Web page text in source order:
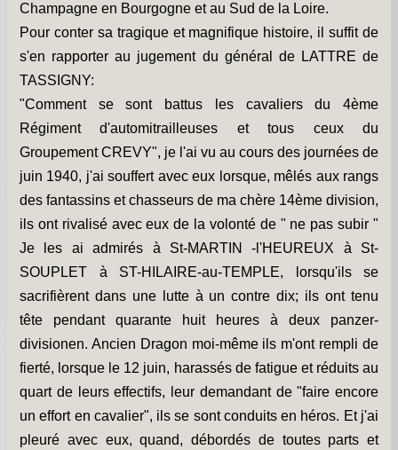
Champagne en Bourgogne et au Sud de la Loire.
Pour conter sa tragique et magnifique histoire, il suffit de
s'en rapporter au jugement du général de LATTRE de
TASSIGNY:
"Comment se sont battus les cavaliers du 4ème
Régiment d'automitrailleuses et tous ceux du
Groupement CREVY", je l'ai vu au cours des journées de
juin 1940, j'ai souffert avec eux lorsque, mêlés aux rangs
des fantassins et chasseurs de ma chère 14ème division,
ils ont rivalisé avec eux de la volonté de " ne pas subir "
Je les ai admirés à St-MARTIN -l'HEUREUX à St-
SOUPLET à ST-HILAIRE-au-TEMPLE, lorsqu'ils se
sacrifièrent dans une lutte à un contre dix; ils ont tenu
tête pendant quarante huit heures à deux panzer-
divisionen. Ancien Dragon moi-même ils m'ont rempli de
fierté, lorsque le 12 juin, harassés de fatigue et réduits au
quart de leurs effectifs, leur demandant de "faire encore
un effort en cavalier", ils se sont conduits en héros. Et j'ai
pleuré avec eux, quand, débordés de toutes parts et